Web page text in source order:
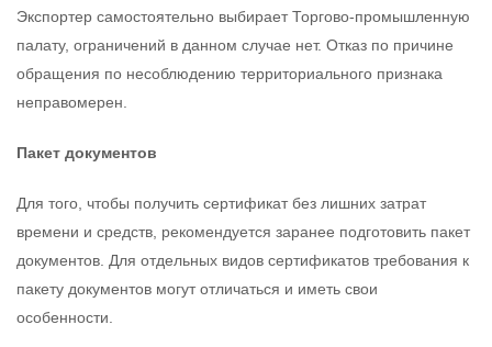
Экспортер самостоятельно выбирает Торгово-промышленную
палату, ограничений в данном случае нет. Отказ по причине
обращения по несоблюдению территориального признака
неправомерен.
Пакет документов
Для того, чтобы получить сертификат без лишних затрат
времени и средств, рекомендуется заранее подготовить пакет
документов. Для отдельных видов сертификатов требования к
пакету документов могут отличаться и иметь свои
особенности.